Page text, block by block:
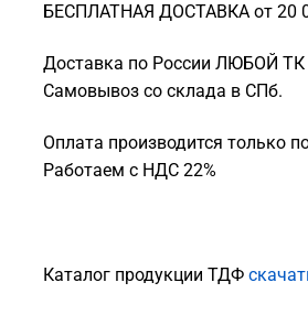
БЕСПЛАТНАЯ ДОСТАВКА от 20
Доставка по России ЛЮБОЙ ТК
Самовывоз со склада в СПб.
Оплата производится только
Работаем с НДС 22%
Каталог продукции ТДФ